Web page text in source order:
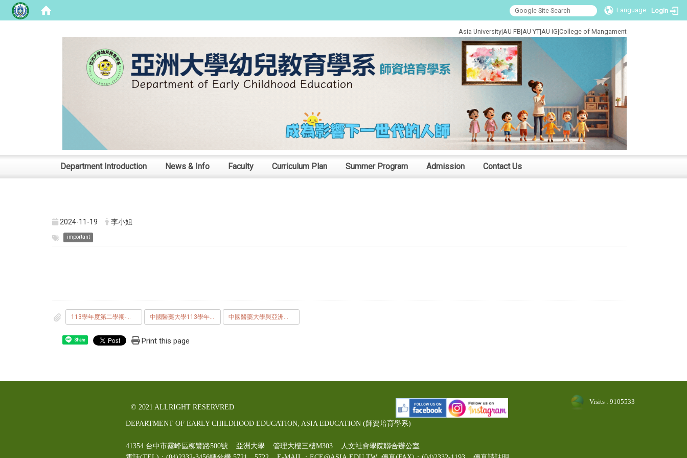
Language Login
Asia University|AU FB|AU YT|AU IG|College of Mangament
Department Introduction News & Info Faculty Curriculum Plan Summer Program Admission Contact Us
2024-11-19 李小姐
important
113學年度第二學期-各系開放_本校_或_中醫大_學生申請_輔系_雙主修_繳交資料與修習科目學分規定.pdf 中國醫藥大學113學年度第2學期開放_本校_或_亞洲大學_學生申請_輔系_雙主修_注意事項.pdf
Share Print this page
© 2021 ALLRIGHT RESERVRED
DEPARTMENT OF EARLY CHILDHOOD EDUCATION, ASIA EDUCATION (師資培育學系)
41354 台中市霧峰區柳豐路500號 亞洲大學 管理大樓三樓M303 人文社會學院聯合辦公室
Visits : 9105533